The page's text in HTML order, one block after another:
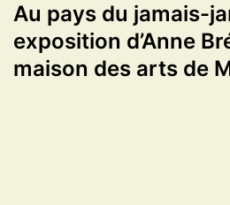
Au pays du jamais-
exposition d’Anne
maison des arts de